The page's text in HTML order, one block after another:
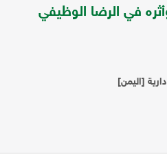
في الرضا الوظيفي
[اليمن]